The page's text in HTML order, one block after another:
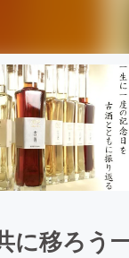
に移ろう